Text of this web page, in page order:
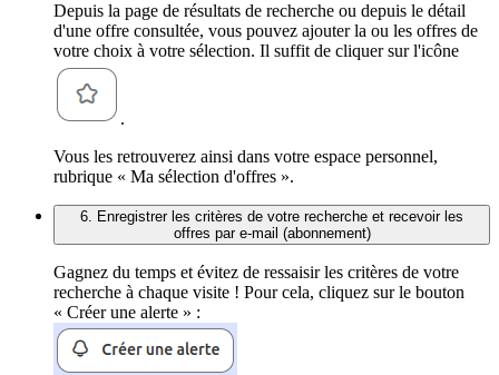
Depuis la page de résultats de recherche ou depuis le détail
d'une offre consultée, vous pouvez ajouter la ou les offres de
votre choix à votre sélection. Il suffit de cliquer sur l'icône
.
Vous les retrouverez ainsi dans votre espace personnel,
rubrique « Ma sélection d'offres ».
6. Enregistrer les critères de votre recherche et recevoir les
offres par e-mail (abonnement)
Gagnez du temps et évitez de ressaisir les critères de votre
recherche à chaque visite ! Pour cela, cliquez sur le bouton
« Créer une alerte » :